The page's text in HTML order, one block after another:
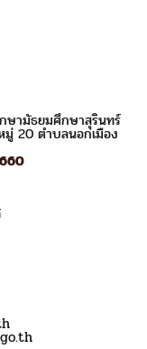
ษามัธยมศึกษาสุรินทร์
มู่ 20 ตำบลนอกเมือง